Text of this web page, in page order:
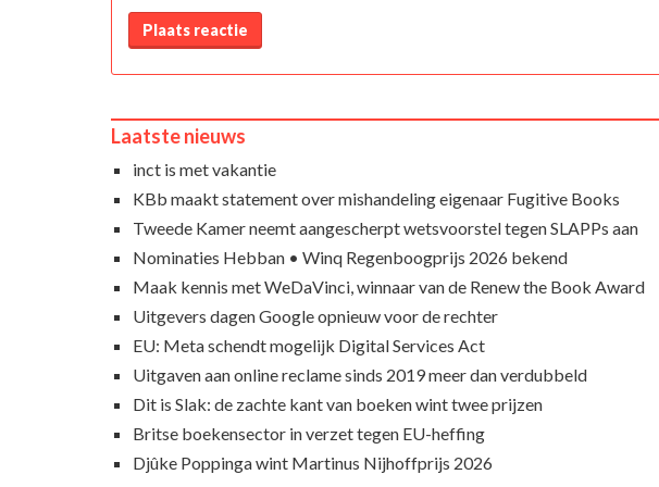
Plaats reactie
Laatste nieuws
inct is met vakantie
KBb maakt statement over mishandeling eigenaar Fugitive Books
Tweede Kamer neemt aangescherpt wetsvoorstel tegen SLAPPs aan
Nominaties Hebban • Winq Regenboogprijs 2026 bekend
Maak kennis met WeDaVinci, winnaar van de Renew the Book Award
Uitgevers dagen Google opnieuw voor de rechter
EU: Meta schendt mogelijk Digital Services Act
Uitgaven aan online reclame sinds 2019 meer dan verdubbeld
Dit is Slak: de zachte kant van boeken wint twee prijzen
Britse boekensector in verzet tegen EU-heffing
Djûke Poppinga wint Martinus Nijhoffprijs 2026